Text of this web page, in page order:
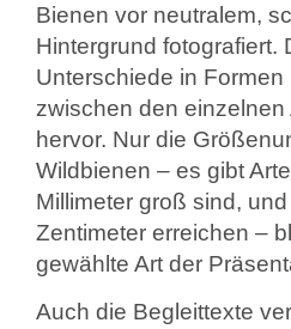
Bienen vor neutralem,
Hintergrund fotografiert.
Unterschiede in Formen
zwischen den
hervor. Nur die
Wildbienen – es gibt
Millimeter groß sind,
Zentimeter erreichen –
gewählte Art der
Auch die Begleittexte